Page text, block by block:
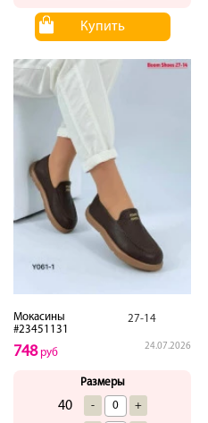
Купить
Мокасины
#23451131
27-14
24.07.2026
748руб
Размеры
40 - +